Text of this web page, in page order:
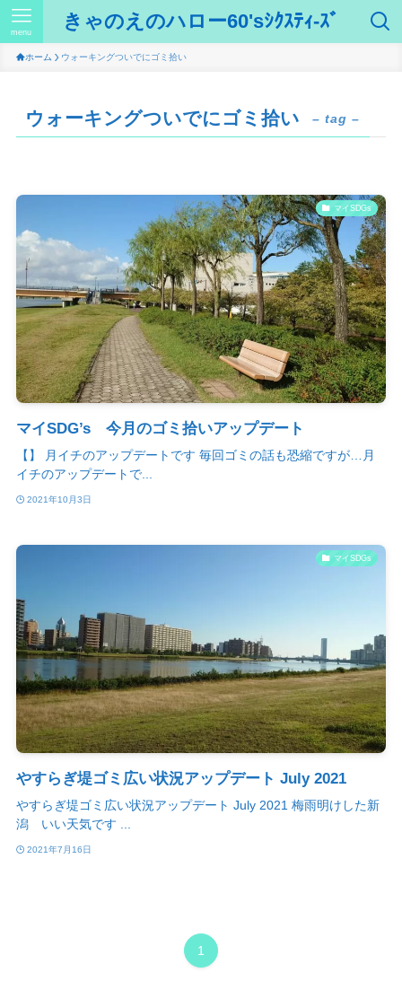
きゃのえのハロー60'sｼｸｽﾃｨ-ｽﾞ
menu
ホーム ウォーキングついでにゴミ拾い
ウォーキングついでにゴミ拾い – tag –
マイSDGs
マイSDG’s 今月のゴミ拾いアップデート
【】 月イチのアップデートです 毎回ゴミの話も恐縮ですが…月
イチのアップデートで...
2021年10月3日
マイSDGs
やすらぎ堤ゴミ広い状況アップデート July 2021
やすらぎ堤ゴミ広い状況アップデート July 2021 梅雨明けした新
潟 いい天気です ...
2021年7月16日
1